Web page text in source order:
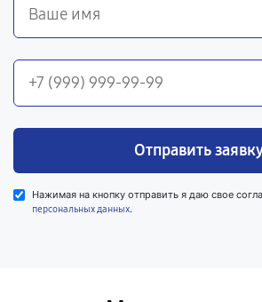
Отправить
Нажимая на кнопку отправить я даю свое
персональных данных.